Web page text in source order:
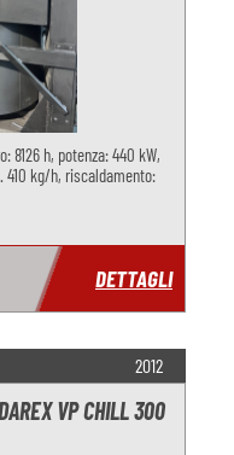
8126 h, potenza: 440 kW,
kg/h, riscaldamento:
DETTAGLI
2012
VP CHILL 300